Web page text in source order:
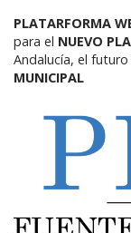
PLATARFORMA
para el NUEVO
Andalucía, el futuro
MUNICIPAL